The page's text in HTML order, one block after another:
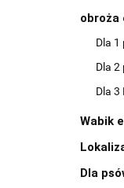
obroża
Dla 1
Dla 2
Dla 3
Wabik
Dla